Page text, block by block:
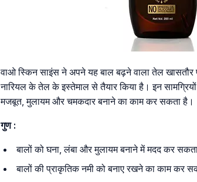
वाओ स्किन साइंस ने अपने यह बाल बढ़ने वाला तेल
नारियल के तेल के इस्तेमाल से तैयार किया है। इन
मजबूत, मुलायम और चमकदार बनाने का काम कर सकता है।
गुण :
बालों को घना, लंबा और मुलायम बनाने में मदद कर
बालों की प्राकृतिक नमी को बनाए रखने का काम कर